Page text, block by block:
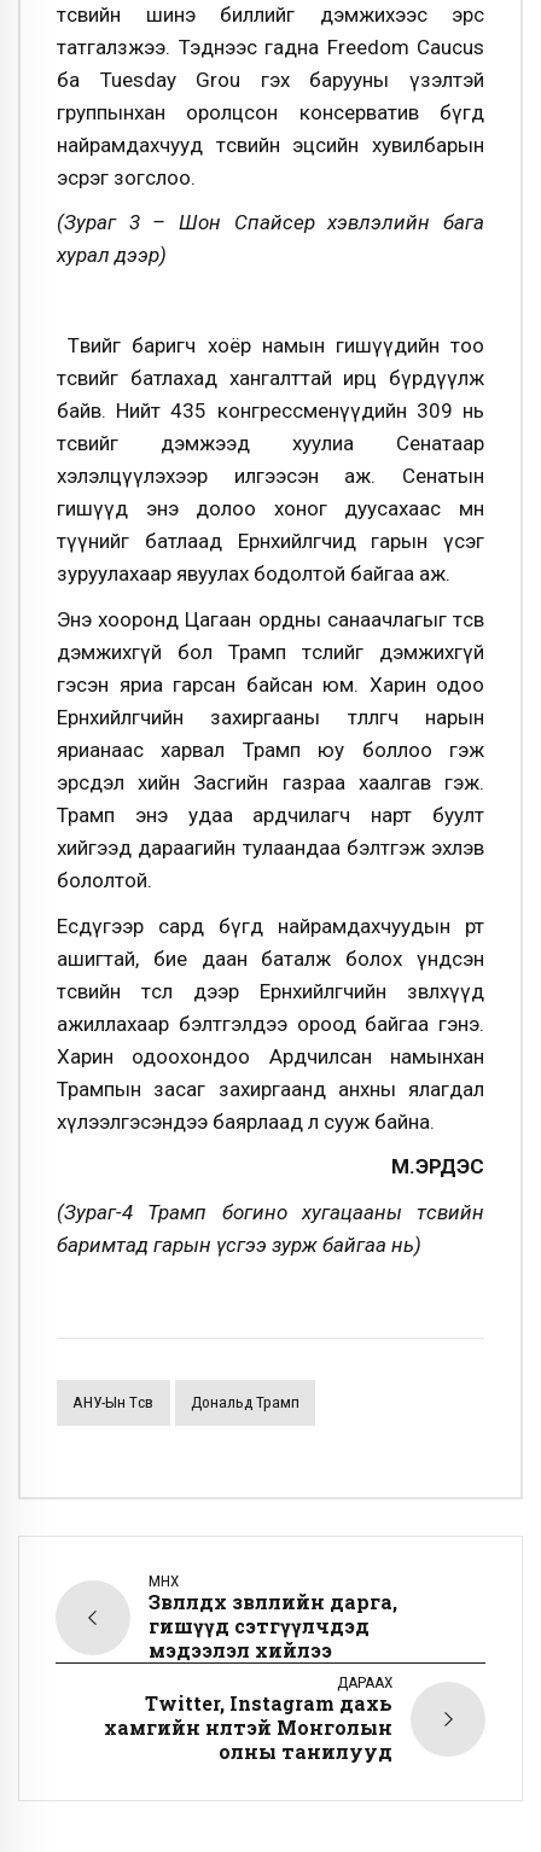
төсвийн шинэ биллийг дэмжихээс эрс
татгалзжээ. Тэднээс гадна Freedom Caucus
ба Tuesday Grou гэх барууны үзэлтэй
группынхан оролцсон консерватив бүгд
найрамдахчууд төсвийн эцсийн хувилбарын
эсрэг зогслоо.
(Зураг 3 – Шон Спайсер хэвлэлийн бага
хурал дээр)
Төвийг баригч хоёр намын гишүүдийн тоо
төсвийг батлахад хангалттай ирц бүрдүүлж
байв. Нийт 435 конгрессменүүдийн 309 нь
төсвийг дэмжээд хуулиа Сенатаар
хэлэлцүүлэхээр илгээсэн аж. Сенатын
гишүүд энэ долоо хоног дуусахаас өмнө
түүнийг батлаад Ерөнхийлөгчид гарын үсэг
зуруулахаар явуулах бодолтой байгаа аж.
Энэ хооронд Цагаан ордны санаачлагыг төсөв
дэмжихгүй бол Трамп төслийг дэмжихгүй
гэсэн яриа гарсан байсан юм. Харин одоо
Ерөнхийлөгчийн захиргааны төлөөлөгч нарын
ярианаас харвал Трамп юу боллоо гэж
эрсдэл хийн Засгийн газраа хаалгав гэж.
Трамп энэ удаа ардчилагч нарт буулт
хийгээд дараагийн тулаандаа бэлтгэж эхлэв
бололтой.
Есдүгээр сард бүгд найрамдахчуудын өөрт
ашигтай, бие даан баталж болох үндсэн
төсвийн төсөл дээр Ерөнхийлөгчийн зөвлөхүүд
ажиллахаар бэлтгэлдээ ороод байгаа гэнэ.
Харин одоохондоо Ардчилсан намынхан
Трампын засаг захиргаанд анхны ялагдал
хүлээлгэсэндээ баярлаад л сууж байна.
М.ЭРДЭС
(Зураг-4 Трамп богино хугацааны төсвийн
баримтад гарын үсгээ зурж байгаа нь)
АНУ-Ын Төсөв Дональд Трамп
ӨМНӨХ
Зөвлөлдөх зөвлөлийн дарга,
гишүүд сэтгүүлчдэд
мэдээлэл хийлээ
ДАРААХ
Twitter, Instagram дахь
хамгийн нөлөөтэй Монголын
олны танилууд